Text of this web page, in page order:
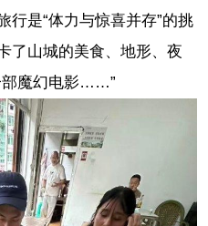
行是“体力与惊喜并存”的挑
山城的美食、地形、夜
部魔幻电影……”